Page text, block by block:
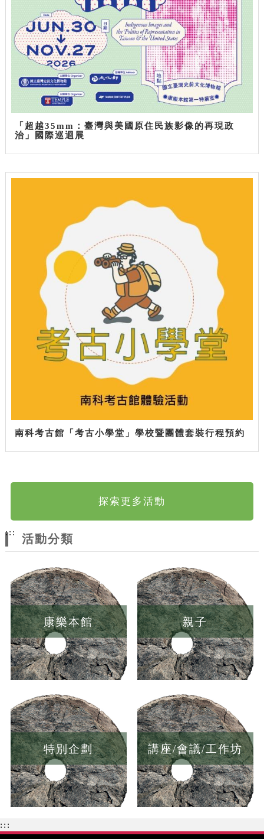
「超越35mm：臺灣與美國原住民族影像的再現政
治」國際巡迴展
南科考古館「考古小學堂」學校暨團體套裝行程預約
探索更多活動
:::
活動分類
康樂本館 親子
特別企劃 講座/會議/工作坊
:::